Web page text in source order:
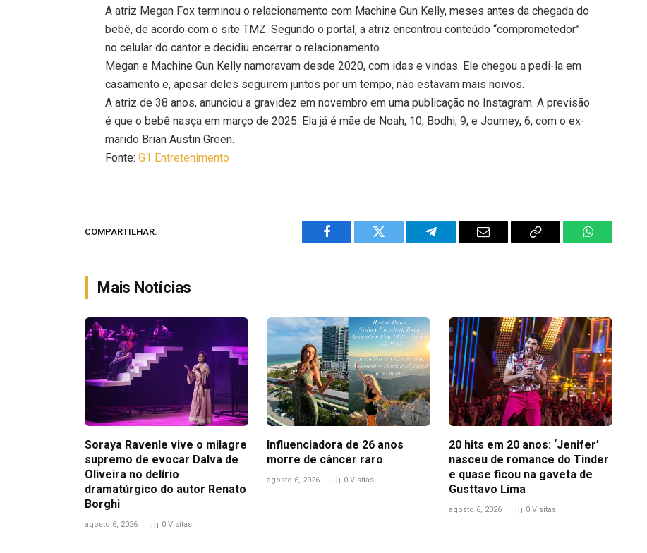
A atriz Megan Fox terminou o relacionamento com Machine Gun Kelly, meses antes da chegada do
bebê, de acordo com o site TMZ. Segundo o portal, a atriz encontrou conteúdo “comprometedor”
no celular do cantor e decidiu encerrar o relacionamento.
Megan e Machine Gun Kelly namoravam desde 2020, com idas e vindas. Ele chegou a pedi-la em
casamento e, apesar deles seguirem juntos por um tempo, não estavam mais noivos.
A atriz de 38 anos, anunciou a gravidez em novembro em uma publicação no Instagram. A previsão
é que o bebê nasça em março de 2025. Ela já é mãe de Noah, 10, Bodhi, 9, e Journey, 6, com o ex-
marido Brian Austin Green.
Fonte:G1 Entretenimento
COMPARTILHAR.
Facebook Twitter Telegram Email
Copy
WhatsApp
Mais Notícias
Soraya Ravenle vive o milagre
supremo de evocar Dalva de
Oliveira no delírio
dramatúrgico do autor Renato
Borghi
agosto 6, 2026 0 Visitas
Influenciadora de 26 anos
morre de câncer raro
agosto 6, 2026 0 Visitas
20 hits em 20 anos: ‘Jenifer’
nasceu de romance do Tinder
e quase ficou na gaveta de
Gusttavo Lima
agosto 6, 2026 0 Visitas